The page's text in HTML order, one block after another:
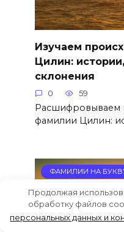
Изучаем
Цилин:
склонения
0 59
Расшифровываем
фамилии Цилин:
ФАМИЛИИ НА
Продолжая
обработку файлов
персональных данных и